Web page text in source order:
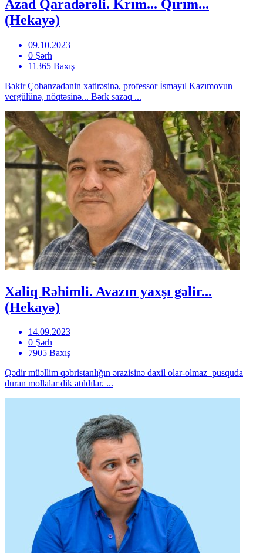
Azad Qaradərəli. Krım... Qırım...
(Hekayə)
09.10.2023
0 Şərh
11365 Baxış
Bəkir Çobanzadənin xatirəsinə, professor İsmayıl Kazımovun
vergülünə, nöqtəsinə... Bərk sazaq ...
Xaliq Rəhimli. Avazın yaxşı gəlir...
(Hekayə)
14.09.2023
0 Şərh
7905 Baxış
Qədir müəllim qəbristanlığın ərazisinə daxil olar-olmaz pusquda
duran mollalar dik atıldılar. ...